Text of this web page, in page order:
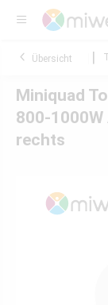
Übersicht
Miniquad
800-
rechts